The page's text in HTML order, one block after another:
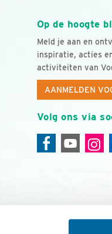
Op de hoogte
Meld je aan en
inspiratie, acties
activiteiten van
AANMELDEN
Volg ons via